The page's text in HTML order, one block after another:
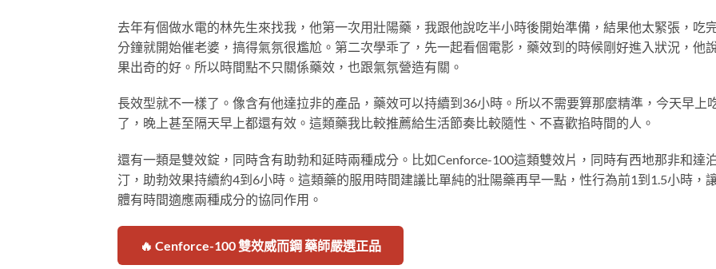
去年有個做水電的林先生來找我，他第一次用壯陽藥，我跟他說吃半小時後開始準備，結果他太緊張，吃
分鐘就開始催老婆，搞得氣氛很尷尬。第二次學乖了，先一起看個電影，藥效到的時候剛好進入狀況，他
果出奇的好。所以時間點不只關係藥效，也跟氣氛營造有關。
長效型就不一樣了。像含有他達拉非的產品，藥效可以持續到36小時。所以不需要算那麼精準，今天早上
了，晚上甚至隔天早上都還有效。這類藥我比較推薦給生活節奏比較隨性、不喜歡掐時間的人。
還有一類是雙效錠，同時含有助勃和延時兩種成分。比如Cenforce-100這類雙效片，同時有西地那非和達
汀，助勃效果持續約4到6小時。這類藥的服用時間建議比單純的壯陽藥再早一點，性行為前1到1.5小時，
體有時間適應兩種成分的協同作用。
🔥 Cenforce-100 雙效威而鋼 藥師嚴選正品